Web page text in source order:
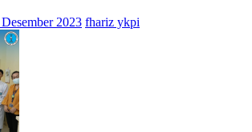
2023 fhariz ykpi